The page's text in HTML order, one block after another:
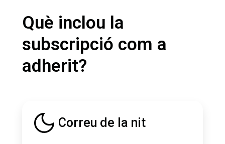
Què inclou la
subscripció com a
adherit?
Correu de la nit